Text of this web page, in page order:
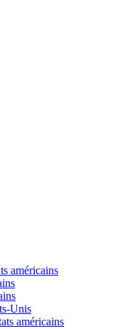
américains
Unis
américains